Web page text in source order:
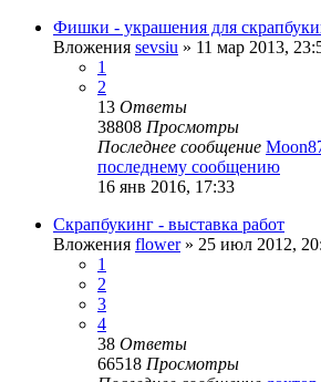
Фишки - украшения для
Вложения sevsiu » 11 мар 2013,
1
2
13 Ответы
38808 Просмотры
Последнее сообщение
последнему сообщению
16 янв 2016, 17:33
Скрапбукинг - выставка работ
Вложения flower» 25 июл 2012,
1
2
3
4
38 Ответы
66518 Просмотры